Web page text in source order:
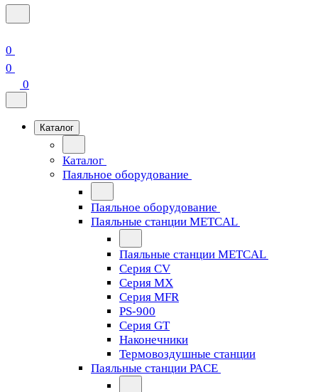
0
0
0
Каталог
Каталог
Паяльное оборудование
Паяльное оборудование
Паяльные станции METCAL
Паяльные станции METCAL
Серия CV
Серия MX
Серия MFR
PS-900
Серия GT
Наконечники
Термовоздушные станции
Паяльные станции PACE